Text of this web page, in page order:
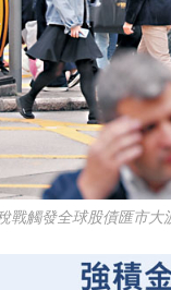
戰觸發全球股債匯市大